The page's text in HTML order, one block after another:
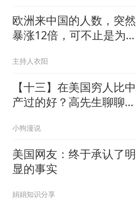
欧洲来中国的人数，突然
暴涨12倍，可不止是为了
很深啊！
主持人衣阳
【十三】在美国穷人比中
产过的好？高先生聊聊美
小狗漫说
美国网友：终于承认了明
显的事实
娟娟知识分享